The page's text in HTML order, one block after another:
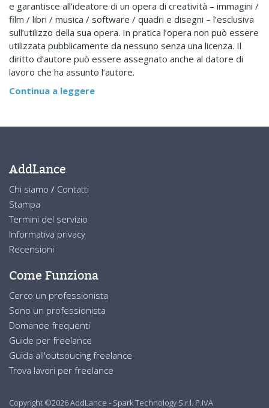
e garantisce all’ideatore di un opera di creatività – immagini /
film / libri / musica / software / quadri e disegni – l’esclusiva
sull’utilizzo della sua opera. In pratica l’opera non può essere
utilizzata pubblicamente da nessuno senza una licenza. Il
diritto d’autore può essere assegnato anche al datore di
lavoro che ha assunto l’autore.
Continua a leggere
AddLance
Chi siamo / Contatti
Stampa
Termini del servizio
Informativa privacy
Recensioni
Come Funziona
Cerco un professionista
Sono un professionista
Domande frequenti
Guide per freelance
Guida all'outsoucing freelance
Trova lavori per freelance
Copyright ©2026 AddLance - Spark Technology S.r.l. P.IVA